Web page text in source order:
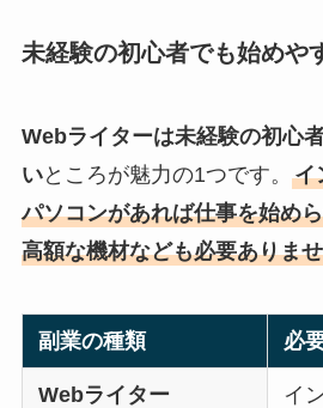
未経験の初心者でも始めや
Webライターは未経験の初心
いところが魅力の1つです。 イ
パソコンがあれば仕事を始め
高額な機材なども必要ありま
副業の種類 必
Webライター
イ